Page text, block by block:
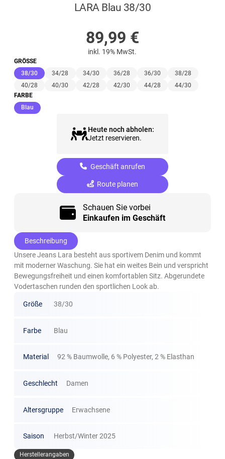
LARA Blau 38/30
89,99 €
inkl. 19% MwSt.
GRÖSSE
38/30(ausgewählt)
34/28 34/30 36/28 36/30
38/28
40/28
40/30 42/28 42/30 44/28
44/30
FARBE
Blau (ausgewählt)
Heute noch abholen:
Jetzt reservieren.
Geschäft anrufen
Route planen
Schauen Sie vorbei
Einkaufen im Geschäft
Beschreibung
Unsere Jeans Lara besteht aus sportivem Denim und kommt
mit moderner Waschung. Sie hat ein weites Bein und verspricht
Bewegungsfreiheit und einen komfortablen Sitz. Abgerundete
Vodertaschen runden den sportlichen Look ab.
Größe 38/30
Farbe Blau
Material 92 % Baumwolle, 6 % Polyester, 2 % Elasthan
Geschlecht Damen
Altersgruppe Erwachsene
Saison Herbst/Winter 2025
Herstellerangaben